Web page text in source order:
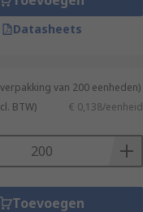
Datasheets
van 200 eenheden)
BTW) € 0,138/eenheid
Toevoegen